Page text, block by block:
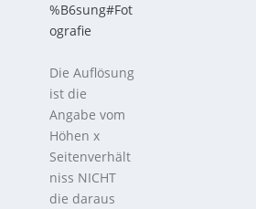
%B6sung#Fot
ografie
Die Auflösung
ist die
Angabe vom
Höhen x
Seitenverhält
niss NICHT
die daraus